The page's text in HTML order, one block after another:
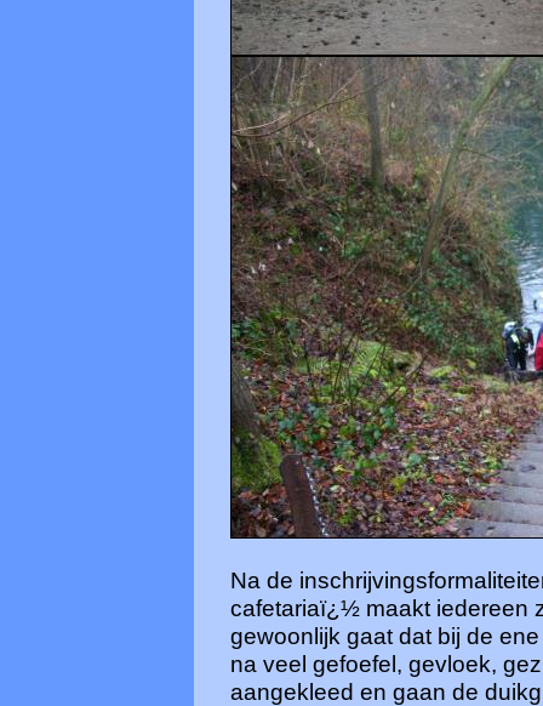
Na de
cafetariaï¿½ maakt iedereen
gewoonlijk gaat dat bij de
na veel gefoefel, gevloek,
aangekleed en gaan de